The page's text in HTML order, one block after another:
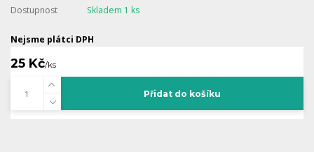
Dostupnost Skladem 1 ks
Nejsme plátci DPH
25 Kč/ks
Přidat do košíku